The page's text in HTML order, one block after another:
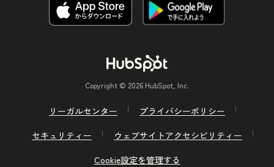
Copyright © 2026 HubSpot, Inc.
リーガルセンター
プライバシーポリシー
セキュリティー
ウェブサイトアクセシビリティー
Cookie設定を管理する